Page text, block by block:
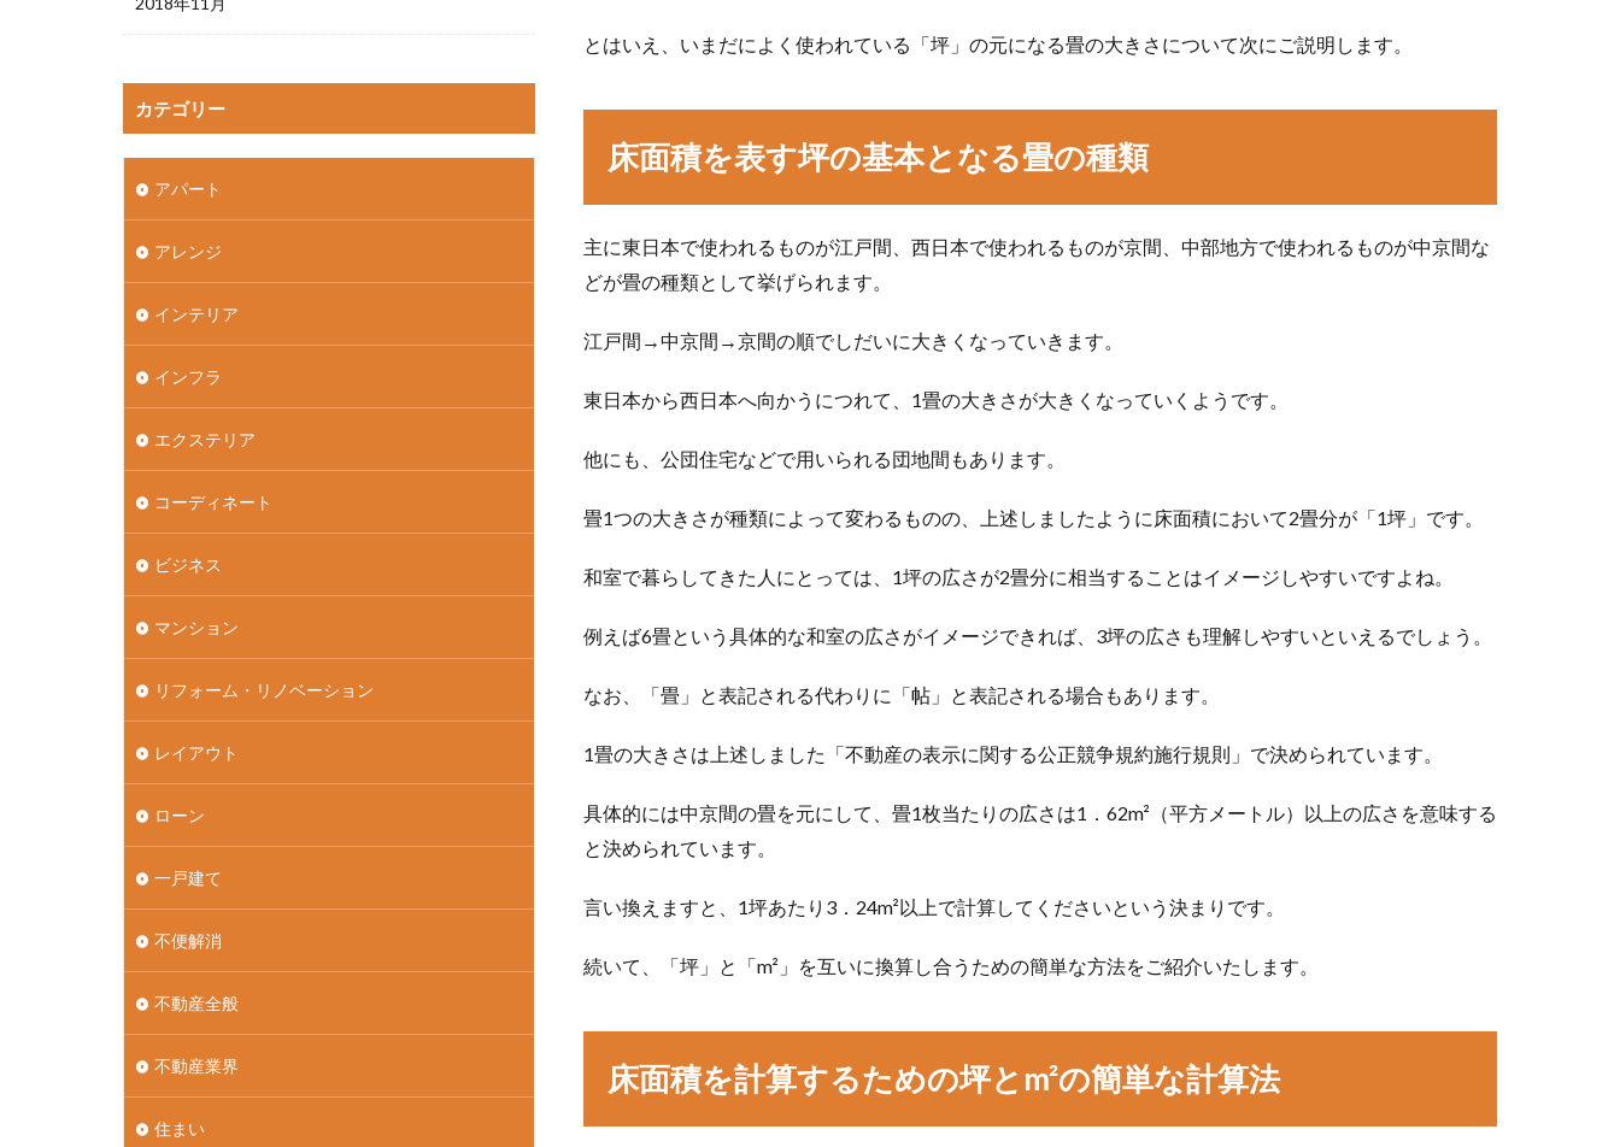
とはいえ、いまだによく使われている「坪」の元になる畳の大きさについて次にご説明します。
床面積を表す坪の基本となる畳の種類
主に東日本で使われるものが江戸間、西日本で使われるものが京間、中部地方で使われるものが中京間な
どが畳の種類として挙げられます。
江戸間→中京間→京間の順でしだいに大きくなっていきます。
東日本から西日本へ向かうにつれて、1畳の大きさが大きくなっていくようです。
他にも、公団住宅などで用いられる団地間もあります。
畳1つの大きさが種類によって変わるものの、上述しましたように床面積において2畳分が「1坪」です。
和室で暮らしてきた人にとっては、1坪の広さが2畳分に相当することはイメージしやすいですよね。
例えば6畳という具体的な和室の広さがイメージできれば、3坪の広さも理解しやすいといえるでしょう。
なお、「畳」と表記される代わりに「帖」と表記される場合もあります。
1畳の大きさは上述しました「不動産の表示に関する公正競争規約施行規則」で決められています。
具体的には中京間の畳を元にして、畳1枚当たりの広さは1．62m²（平方メートル）以上の広さを意味する
と決められています。
言い換えますと、1坪あたり3．24m²以上で計算してくださいという決まりです。
続いて、「坪」と「m²」を互いに換算し合うための簡単な方法をご紹介いたします。
床面積を計算するための坪とm²の簡単な計算法
カテゴリー
アパート
アレンジ
インテリア
インフラ
エクステリア
コーディネート
ビジネス
マンション
リフォーム・リノベーション
レイアウト
ローン
一戸建て
不便解消
不動産全般
不動産業界
住まい